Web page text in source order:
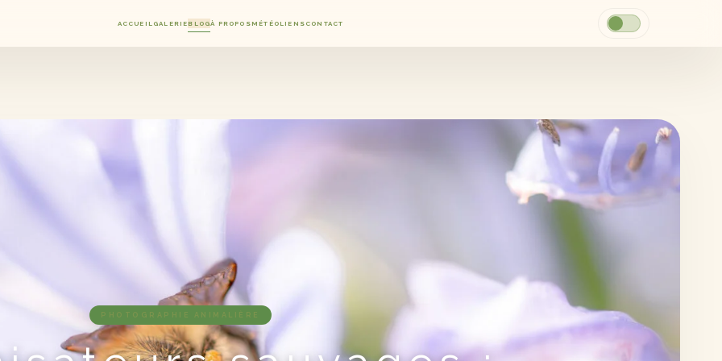
ACCUEIL GALERIE BLOGÀ PROPOS MÉTÉO LIENS CONTACT
PHOTOGRAPHIE ANIMALIÈRE